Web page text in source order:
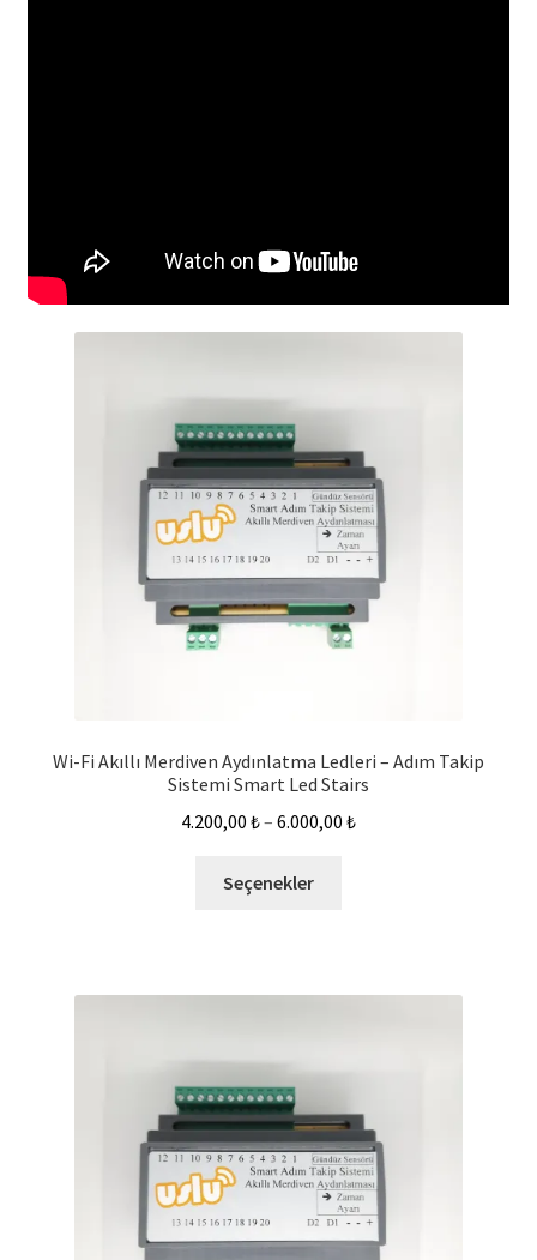
Wi-Fi Akıllı Merdiven Aydınlatma Ledleri – Adım Takip
Sistemi Smart Led Stairs
4.200,00 ₺– 6.000,00 ₺
Seçenekler